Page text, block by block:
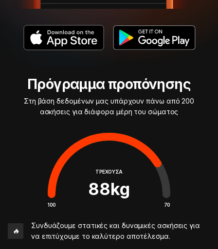
Πρόγραμμα προπόνησης
Στη βάση δεδομένων μας υπάρχουν πάνω από 200
ασκήσεις για διάφορα μέρη του σώματος
ΤΡΈΧΟΥΣΑ
88kg
100 70
🔥
Συνδυάζουμε στατικές και δυναμικές ασκήσεις για
να επιτύχουμε το καλύτερο αποτέλεσμα.